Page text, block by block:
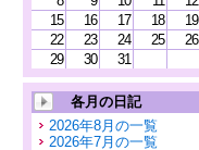
15
16 17 18 19
22
23 24 25 26
29
30 31
各月の日記
2026年8月の一覧
2026年7月の一覧